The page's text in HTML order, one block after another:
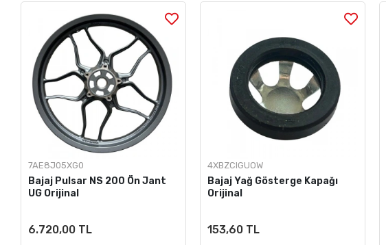
Stok Sorunuz
7AE8J05XG0
Bajaj Pulsar NS 200 Ön Jant
UG Orijinal
6.720,00 TL
4XBZCIGUOW
Bajaj Yağ Gösterge Kapağı
Orijinal
153,60 TL